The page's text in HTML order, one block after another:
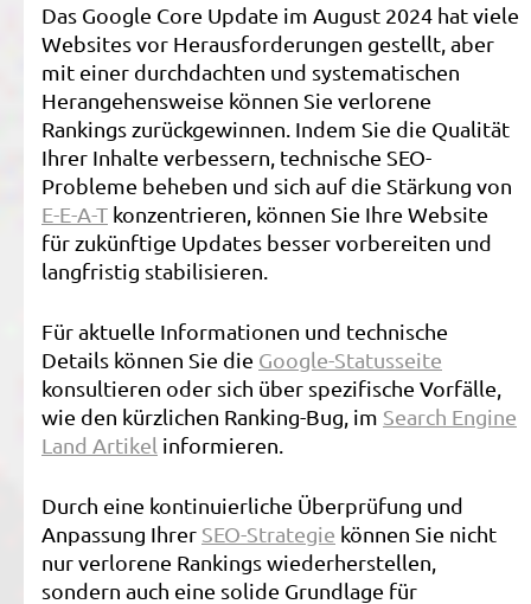
Das Google Core Update im August 2024 hat viele
Websites vor Herausforderungen gestellt, aber
mit einer durchdachten und systematischen
Herangehensweise können Sie verlorene
Rankings zurückgewinnen. Indem Sie die Qualität
Ihrer Inhalte verbessern, technische SEO-
Probleme beheben und sich auf die Stärkung von
E-E-A-T konzentrieren, können Sie Ihre Website
für zukünftige Updates besser vorbereiten und
langfristig stabilisieren.
Für aktuelle Informationen und technische
Details können Sie die Google-Statusseite
konsultieren oder sich über spezifische Vorfälle,
wie den kürzlichen Ranking-Bug, im Search Engine
Land Artikel informieren.
Durch eine kontinuierliche Überprüfung und
Anpassung Ihrer SEO-Strategie können Sie nicht
nur verlorene Rankings wiederherstellen,
sondern auch eine solide Grundlage für